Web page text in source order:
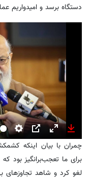
دستگاه برسد و امیدواریم
Settings
PIP Enter
fullscreen
چمران با بیان اینکه
برای ما تعجب‌برانگیز بود
لغو کرد و شاهد تجاوزهای